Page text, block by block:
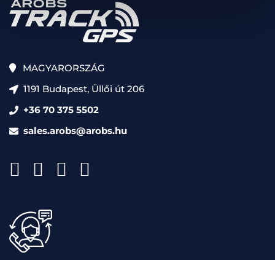
MAGYARORSZÁG
1191 Budapest, Üllői út 206
+36 70 375 5502
sales.arobs@arobs.hu